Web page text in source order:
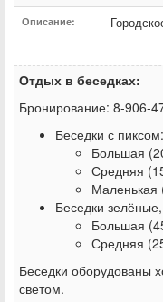
Описание:
Отдых в беседках:
Бронирование: 8-906-
Беседки с пиксом:
Большая
Средняя
Маленькая
Беседки
Большая
Средняя
Беседки оборудованы
светом.